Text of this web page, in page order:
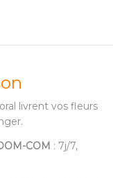
livrent vos fleurs
COM : 7j/7,